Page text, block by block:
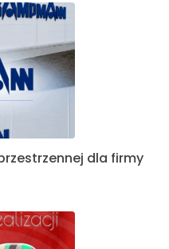
dla firmy